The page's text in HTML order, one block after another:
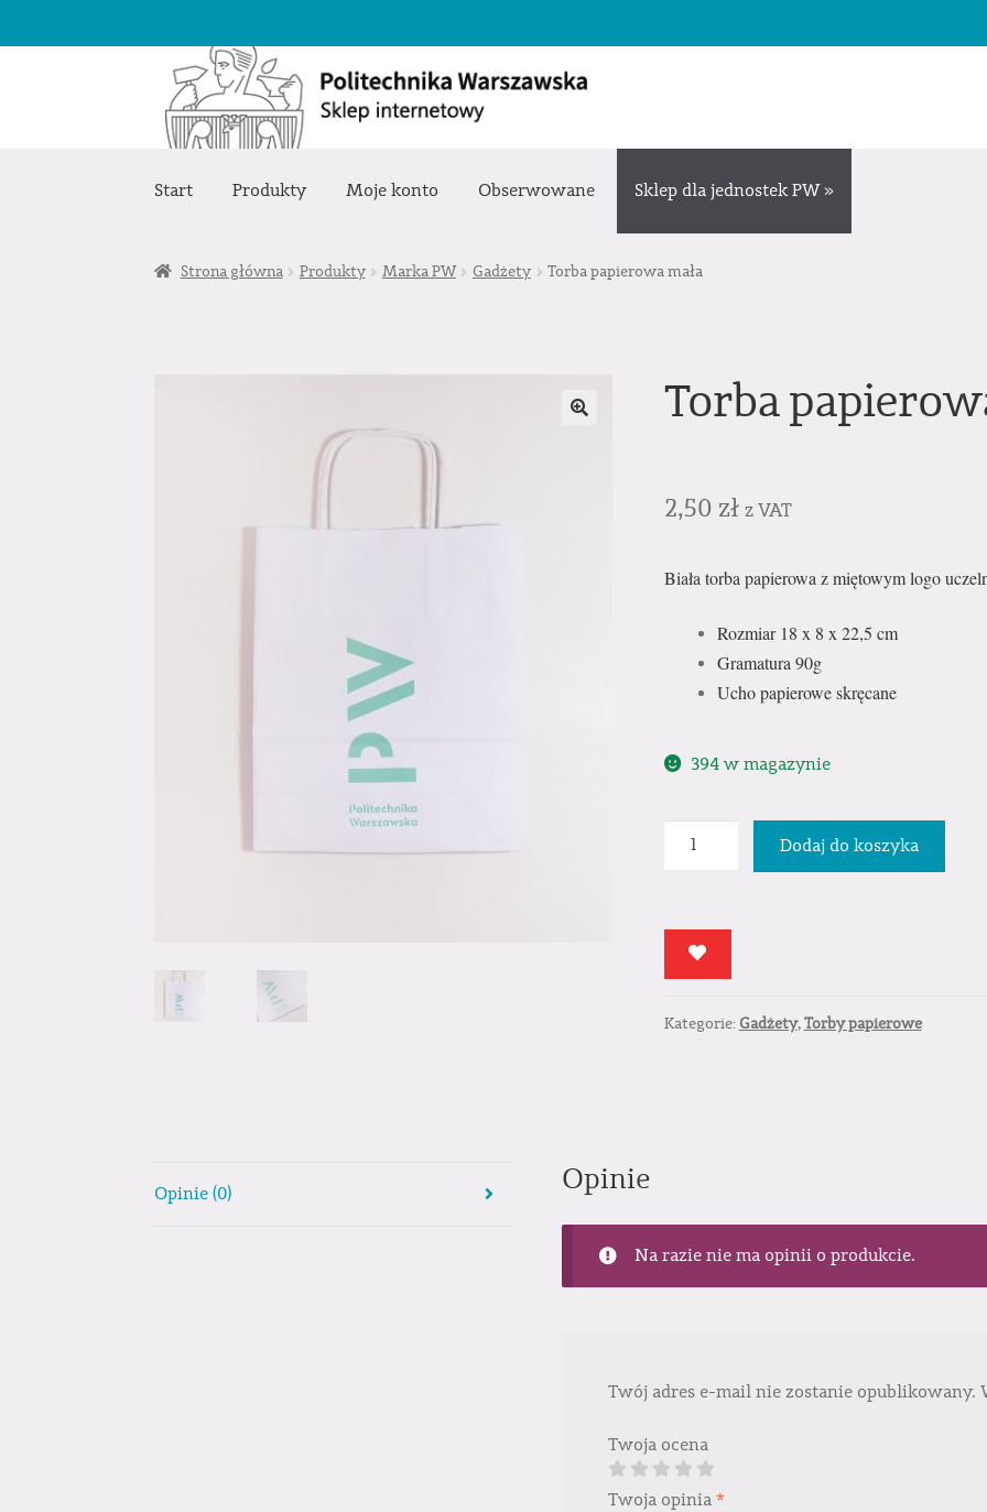
Przejdź
nawigacji
Przejdź
treści
Start Produkty Moje konto Obserwowane Sklep dla jednostek PW »
Strona główna Produkty Marka PW Gadżety Torba papierowa mała
Torba
2,50 zł z VAT
Biała torba papierowa z miętowym logo
Rozmiar 18 x 8 x 22,5 cm
Gramatura 90g
Ucho papierowe skręcane
394 w magazynie
ilość
Dodaj do koszyka
Kategorie: Gadżety,Torby papierowe
Opinie (0) Opinie
Na razie nie ma opinii o produkcie.
Twój adres e-mail nie zostanie opublikowany.
Twoja ocena
Twoja opinia *